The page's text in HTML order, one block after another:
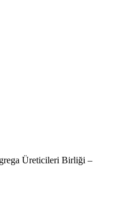
Üreticileri Birliği –